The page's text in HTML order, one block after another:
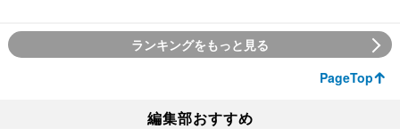
ランキングをもっと見る
PageTop
編集部おすすめ